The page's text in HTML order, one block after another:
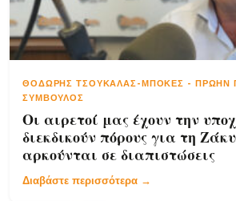
ΘΟΔΩΡΉΣ ΤΣΟΥΚΑΛΆΣ-ΜΠΟΚΈΣ - ΠΡΏΗΝ
ΣΎΜΒΟΥΛΟΣ
Οι αιρετοί μας έχουν την
διεκδικούν πόρους για τη
αρκούνται σε διαπιστώσεις
Διαβάστε περισσότερα →